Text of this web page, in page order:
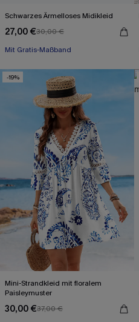
Schwarzes Ärmelloses Midikleid
27,00 €30,00 €
Mit Gratis-Maßband
High waist
-19%
Mini-Strandkleid mit floralem
Paisleymuster
30,00 €37,00 €